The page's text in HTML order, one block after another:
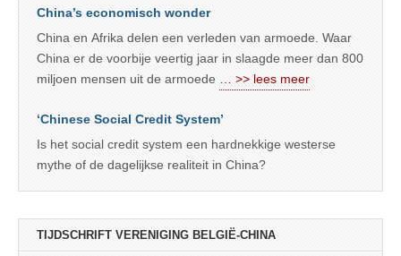
China’s economisch wonder
China en Afrika delen een verleden van armoede. Waar
China er de voorbije veertig jaar in slaagde meer dan 800
miljoen mensen uit de armoede
… >> lees meer
‘Chinese Social Credit System’
Is het social credit system een hardnekkige westerse
mythe of de dagelijkse realiteit in China?
TIJDSCHRIFT VERENIGING BELGIË-CHINA